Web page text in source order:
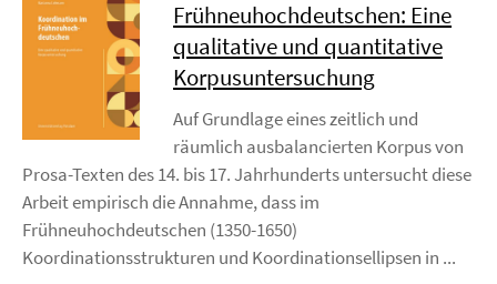
Frühneuhochdeutschen: Eine
qualitative und quantitative
Korpusuntersuchung
Auf Grundlage eines zeitlich und
räumlich ausbalancierten Korpus von
Prosa-Texten des 14. bis 17. Jahrhunderts untersucht diese
Arbeit empirisch die Annahme, dass im
Frühneuhochdeutschen (1350-1650)
Koordinationsstrukturen und Koordinationsellipsen in ...